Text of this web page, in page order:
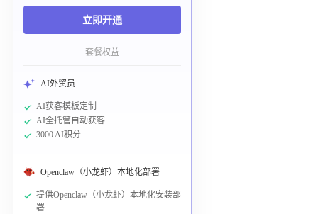
立即开通
套餐权益
AI外贸员
AI获客模板定制
AI全托管自动获客
3000 AI积分
Openclaw（小龙虾）本地化部署
提供Openclaw（小龙虾）本地化安装部
署